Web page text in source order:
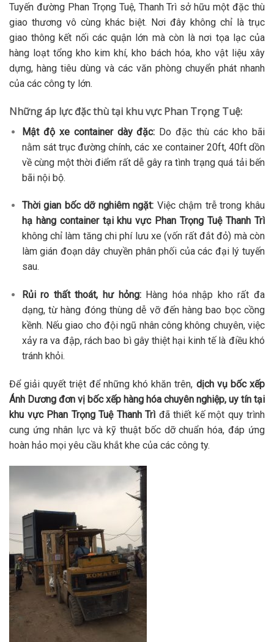
Tuyến đường Phan Trọng Tuệ, Thanh Trì sở hữu một đặc thù
giao thương vô cùng khác biệt. Nơi đây không chỉ là trục
giao thông kết nối các quận lớn mà còn là nơi tọa lạc của
hàng loạt tổng kho kim khí, kho bách hóa, kho vật liệu xây
dựng, hàng tiêu dùng và các văn phòng chuyển phát nhanh
của các công ty lớn.
Những áp lực đặc thù tại khu vực Phan Trọng Tuệ:
Mật độ xe container dày đặc: Do đặc thù các kho bãi
nằm sát trục đường chính, các xe container 20ft, 40ft dồn
về cùng một thời điểm rất dễ gây ra tình trạng quá tải bến
bãi nội bộ.
Thời gian bốc dỡ nghiêm ngặt: Việc chậm trễ trong khâu
hạ hàng container tại khu vực Phan Trọng Tuệ Thanh Trì
không chỉ làm tăng chi phí lưu xe (vốn rất đắt đỏ) mà còn
làm gián đoạn dây chuyền phân phối của các đại lý tuyến
sau.
Rủi ro thất thoát, hư hỏng:Hàng hóa nhập kho rất đa
dạng, từ hàng đóng thùng dễ vỡ đến hàng bao bọc cồng
kềnh. Nếu giao cho đội ngũ nhân công không chuyên, việc
xảy ra va đập, rách bao bì gây thiệt hại kinh tế là điều khó
tránh khỏi.
Để giải quyết triệt để những khó khăn trên, dịch vụ bốc xếp
Ánh Dương đơn vị bốc xếp hàng hóa chuyên nghiệp, uy tín tại
khu vực Phan Trọng Tuệ Thanh Trì đã thiết kế một quy trình
cung ứng nhân lực và kỹ thuật bốc dỡ chuẩn hóa, đáp ứng
hoàn hảo mọi yêu cầu khắt khe của các công ty.